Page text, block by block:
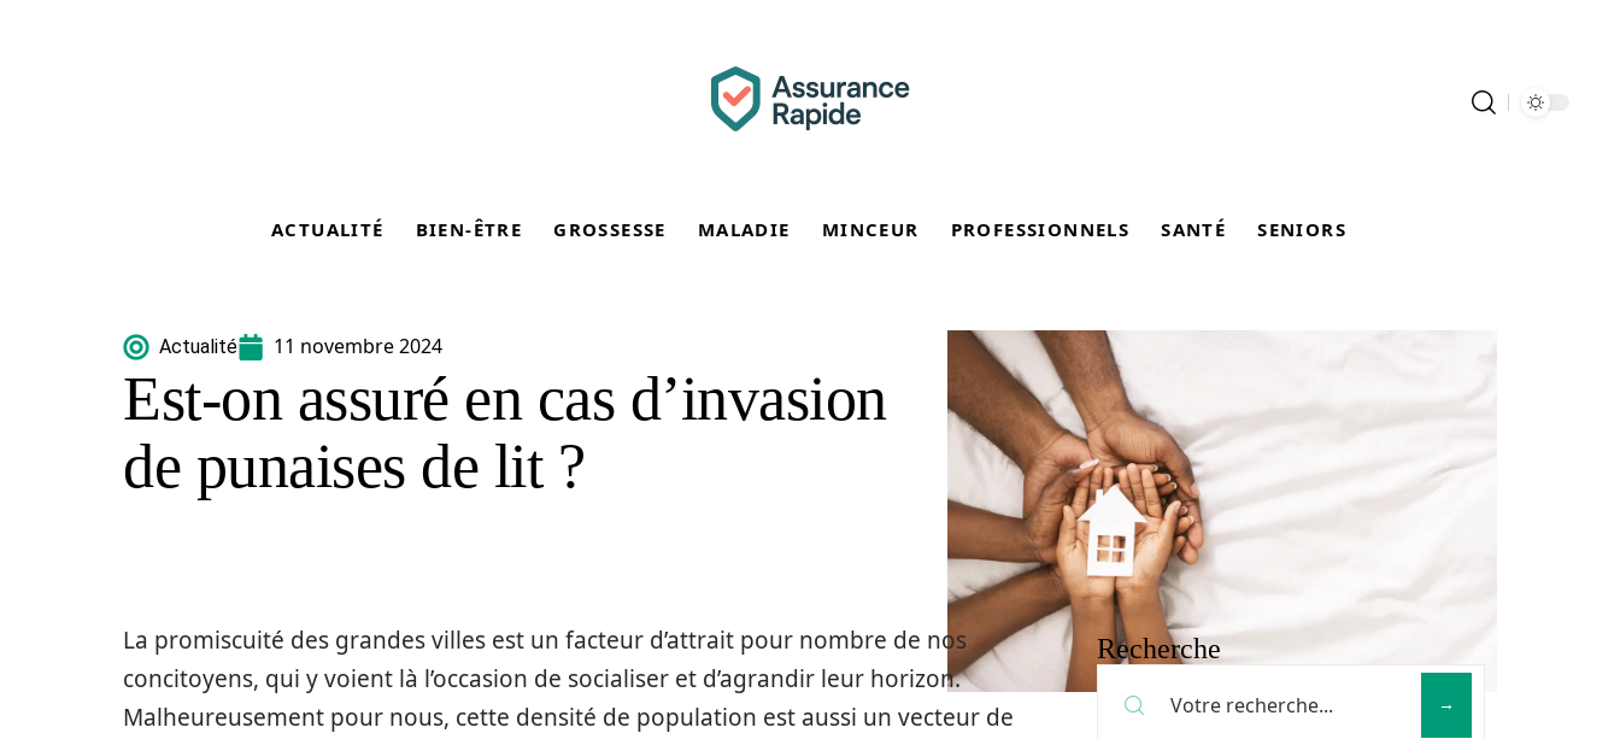
ACTUALITÉ BIEN-ÊTRE GROSSESSE MALADIE MINCEUR PROFESSIONNELS SANTÉ SENIORS
Actualité 11 novembre 2024
Est-on assuré en cas d’invasion
de punaises de lit ?
La promiscuité des grandes villes est un facteur d’attrait pour nombre de nos
concitoyens, qui y voient là l’occasion de socialiser et d’agrandir leur horizon.
Malheureusement pour nous, cette densité de population est aussi un vecteur de
Recherche